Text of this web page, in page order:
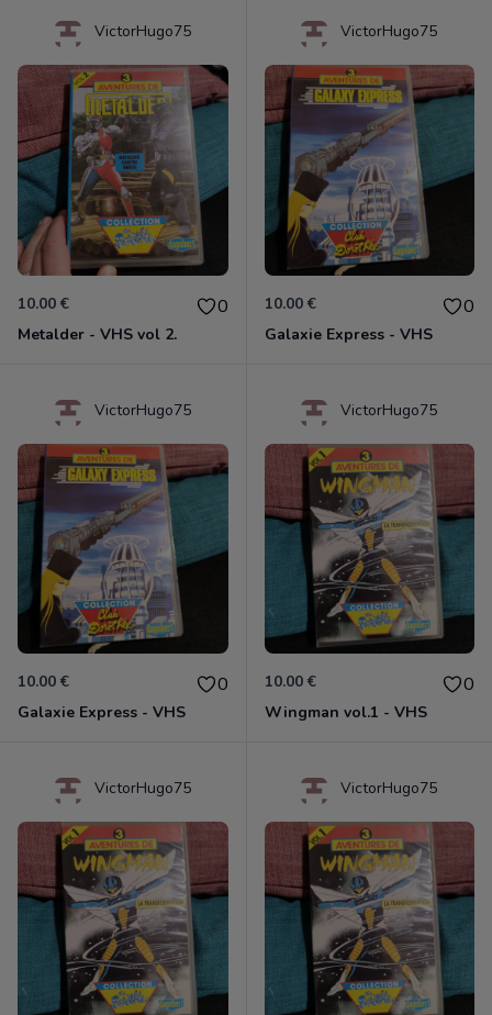
VictorHugo75
10.00 € 0
Metalder - VHS vol 2.
VictorHugo75
10.00 € 0
Galaxie Express - VHS
VictorHugo75
10.00 € 0
Galaxie Express - VHS
VictorHugo75
10.00 € 0
Wingman vol.1 - VHS
VictorHugo75 VictorHugo75